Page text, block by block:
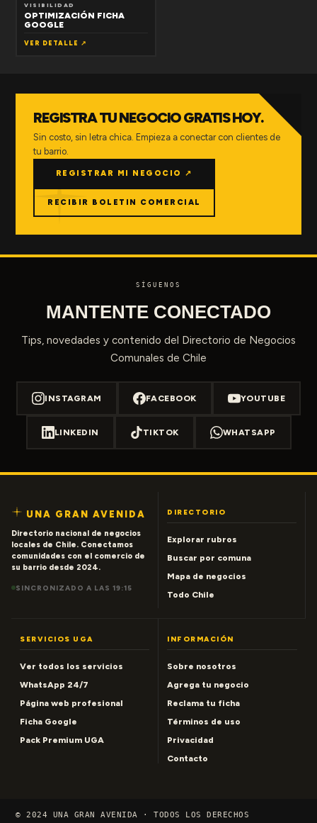
VISIBILIDAD
OPTIMIZACIÓN FICHA
GOOGLE
VER DETALLE ↗
REGISTRA TU NEGOCIO GRATIS HOY.
Sin costo, sin letra chica. Empieza a conectar con clientes de
tu barrio.
REGISTRAR MI NEGOCIO ↗
RECIBIR BOLETIN COMERCIAL
SÍGUENOS
MANTENTE CONECTADO
Tips, novedades y contenido del Directorio de Negocios
Comunales de Chile
INSTAGRAM FACEBOOK YOUTUBE
LINKEDIN TIKTOK WHATSAPP
UNA GRAN AVENIDA
Directorio nacional de negocios
locales de Chile. Conectamos
comunidades con el comercio de
su barrio desde 2024.
SINCRONIZADO A LAS 19:15
DIRECTORIO
Explorar rubros
Buscar por comuna
Mapa de negocios
Todo Chile
SERVICIOS UGA
Ver todos los servicios
WhatsApp 24/7
Página web profesional
Ficha Google
Pack Premium UGA
INFORMACIÓN
Sobre nosotros
Agrega tu negocio
Reclama tu ficha
Términos de uso
Privacidad
Contacto
© 2024 UNA GRAN AVENIDA · TODOS LOS DERECHOS